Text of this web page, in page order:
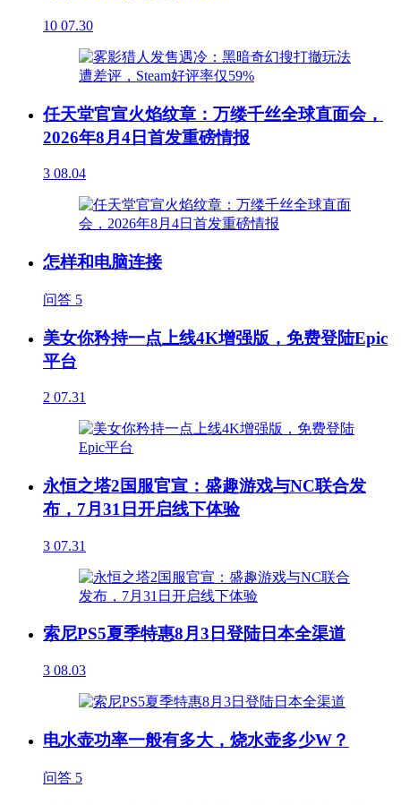
10 07.30
任天堂官宣火焰纹章：万缕千丝全球直面会，
2026年8月4日首发重磅情报
3 08.04
怎样和电脑连接
问答 5
美女你矜持一点上线4K增强版，免费登陆Epic
平台
2 07.31
永恒之塔2国服官宣：盛趣游戏与NC联合发
布，7月31日开启线下体验
3 07.31
索尼PS5夏季特惠8月3日登陆日本全渠道
3 08.03
电水壶功率一般有多大，烧水壶多少W？
问答 5